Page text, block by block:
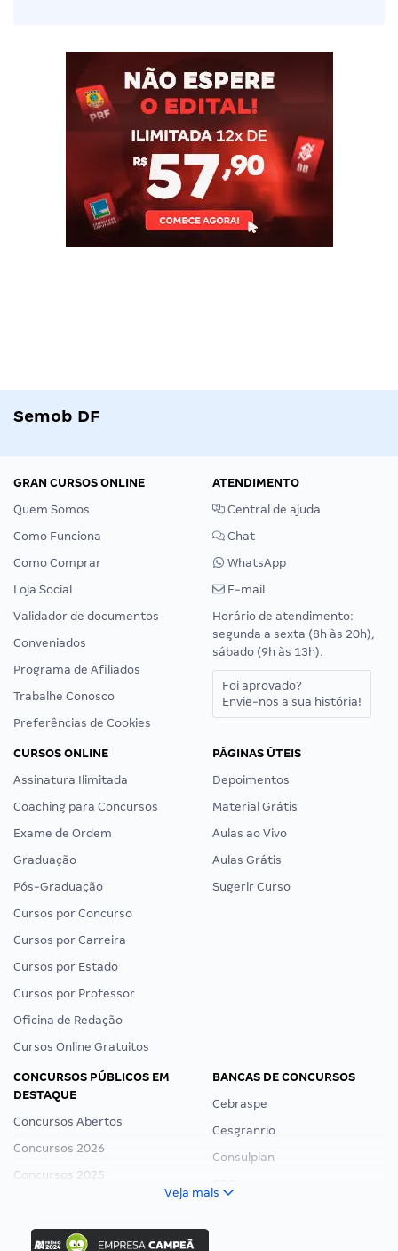
Semob DF
GRAN CURSOS ONLINE
Quem Somos
Como Funciona
Como Comprar
Loja Social
Validador de documentos
Conveniados
Programa de Afiliados
Trabalhe Conosco
Preferências de Cookies
ATENDIMENTO
Central de ajuda
Chat
WhatsApp
E-mail
Horário de atendimento:
segunda a sexta (8h às 20h),
sábado (9h às 13h).
Foi aprovado?
Envie-nos a sua história!
CURSOS ONLINE
Assinatura Ilimitada
Coaching para Concursos
Exame de Ordem
Graduação
Pós-Graduação
Cursos por Concurso
Cursos por Carreira
Cursos por Estado
Cursos por Professor
Oficina de Redação
Cursos Online Gratuitos
PÁGINAS ÚTEIS
Depoimentos
Material Grátis
Aulas ao Vivo
Aulas Grátis
Sugerir Curso
CONCURSOS PÚBLICOS EM
DESTAQUE
Concursos Abertos
Concursos 2026
Concursos 2025
Concurso Ibama
BANCAS DE CONCURSOS
Cebraspe
Cesgranrio
Consulplan
Veja mais